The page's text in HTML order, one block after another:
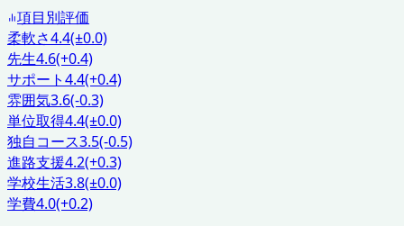
項目別評価
柔軟さ4.4(±0.0)
先生4.6(+0.4)
サポート4.4(+0.4)
雰囲気3.6(-0.3)
単位取得4.4(±0.0)
独自コース3.5(-0.5)
進路支援4.2(+0.3)
学校生活3.8(±0.0)
学費4.0(+0.2)